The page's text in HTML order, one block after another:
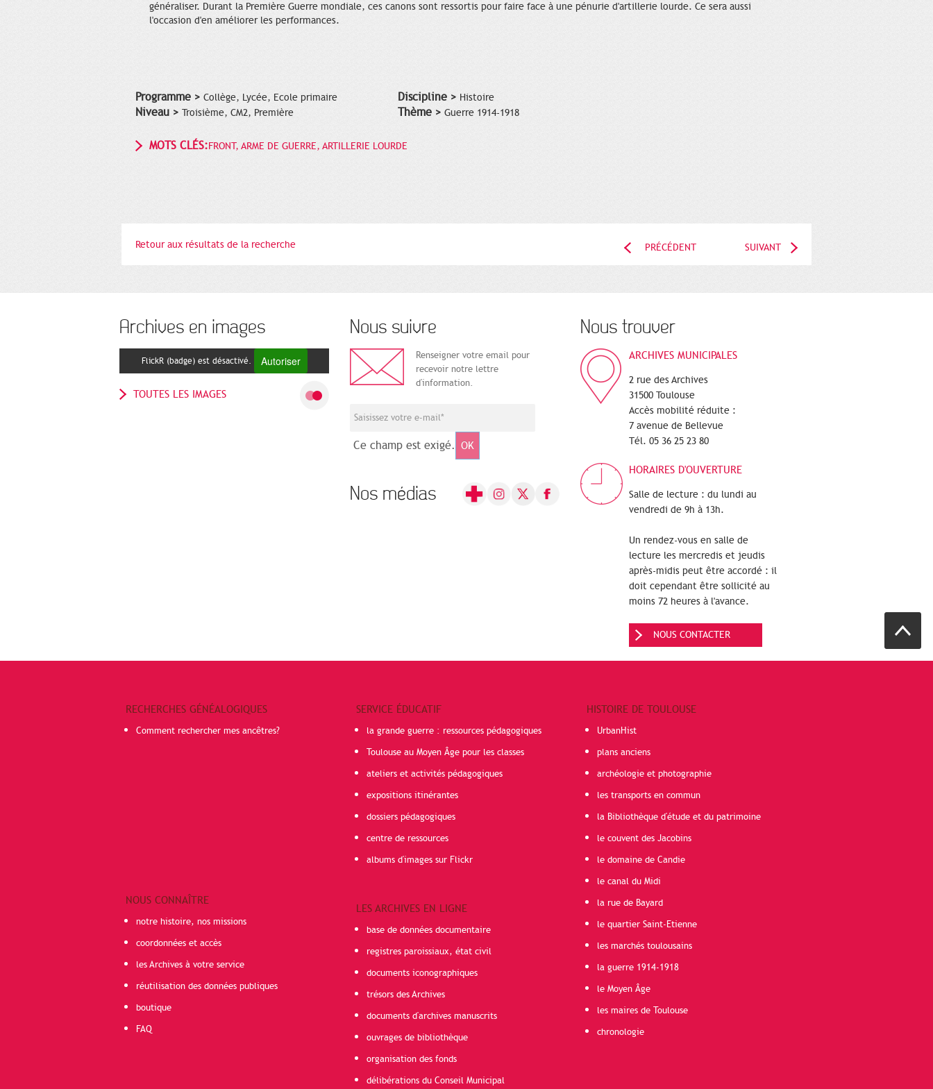
généraliser. Durant la Première Guerre mondiale, ces canons sont ressortis pour faire face à une pénurie d'artillerie lourde. Ce sera aussi
l'occasion d'en améliorer les performances.
Programme > Collège, Lycée, Ecole primaire
Niveau > Troisième, CM2, Première
Discipline > Histoire
Thème > Guerre 1914-1918
MOTS CLÉS:FRONT, ARME DE GUERRE, ARTILLERIE LOURDE
Retour aux résultats de la recherche PRÉCÉDENT SUIVANT
Archives en images
FlickR (badge) est désactivé. Autoriser
TOUTES LES IMAGES
Nous suivre
Renseigner votre email pour
recevoir notre lettre
d'information.
Ce champ est exigé. OK
Nos médias
Nous trouver
ARCHIVES MUNICIPALES
2 rue des Archives
31500 Toulouse
Accès mobilité réduite :
7 avenue de Bellevue
Tél. 05 36 25 23 80
HORAIRES D'OUVERTURE
Salle de lecture : du lundi au
vendredi de 9h à 13h.
Un rendez-vous en salle de
lecture les mercredis et jeudis
après-midis peut être accordé : il
doit cependant être sollicité au
moins 72 heures à l'avance.
NOUS CONTACTER
RECHERCHES GÉNÉALOGIQUES
Comment rechercher mes ancêtres?
NOUS CONNAÎTRE
notre histoire, nos missions
coordonnées et accès
les Archives à votre service
réutilisation des données publiques
boutique
FAQ
SERVICE ÉDUCATIF
la grande guerre : ressources pédagogiques
Toulouse au Moyen Âge pour les classes
ateliers et activités pédagogiques
expositions itinérantes
dossiers pédagogiques
centre de ressources
albums d'images sur Flickr
LES ARCHIVES EN LIGNE
base de données documentaire
registres paroissiaux, état civil
documents iconographiques
trésors des Archives
documents d'archives manuscrits
ouvrages de bibliothèque
organisation des fonds
délibérations du Conseil Municipal
HISTOIRE DE TOULOUSE
UrbanHist
plans anciens
archéologie et photographie
les transports en commun
la Bibliothèque d'étude et du patrimoine
le couvent des Jacobins
le domaine de Candie
le canal du Midi
la rue de Bayard
le quartier Saint-Etienne
les marchés toulousains
la guerre 1914-1918
le Moyen Âge
les maires de Toulouse
chronologie